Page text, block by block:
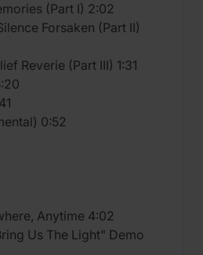
(Part I) 2:02
Forsaken (Part II)
Reverie (Part III) 1:31
0:52
Anytime 4:02
Us The Light" Demo